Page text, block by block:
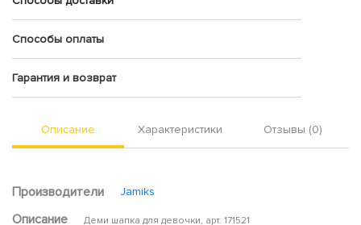
Способы оплаты
Гарантия и возврат
Описание Характеристики Отзывы (0)
Производители Jamiks
Описание Деми шапка для девочки, арт. 171521